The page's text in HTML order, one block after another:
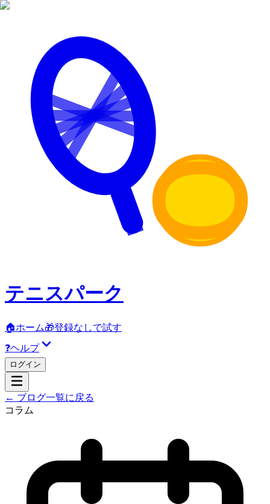
テニスパーク
🏠ホーム🎁登録なしで試す
❓ヘルプ
ログイン
← ブログ一覧に戻る
コラム